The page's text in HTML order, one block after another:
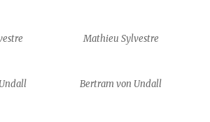
Mathieu Sylvestre
Bertram von Undall